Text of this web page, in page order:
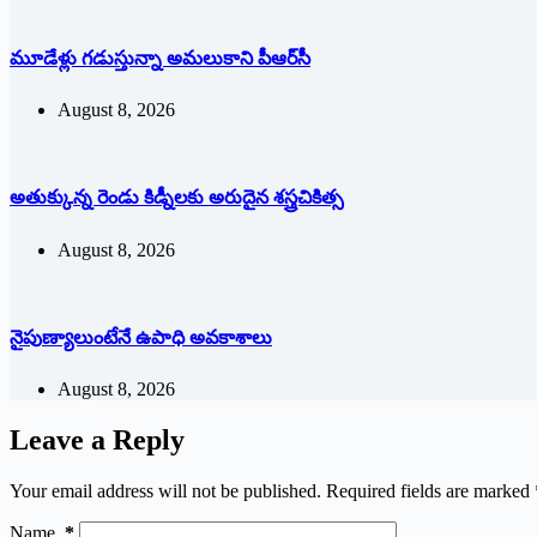
మూడేళ్లు గ‌డుస్తున్నా అమ‌లుకాని పీఆర్‌సీ
August 8, 2026
అతుక్కున్న రెండు కిడ్నీలకు అరుదైన శస్త్రచికిత్స
August 8, 2026
నైపుణ్యాలుంటేనే ఉపాధి అవకాశాలు
August 8, 2026
Leave a Reply
Your email address will not be published. Required fields are marked
Name *